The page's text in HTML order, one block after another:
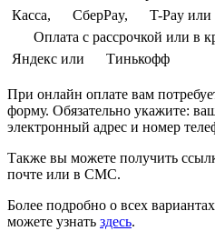
Касса,
СберPay, T-Pay или
Оплата с рассрочкой или в
Яндекс или
Тинькофф
При онлайн оплате вам
форму. Обязательно укажите:
электронный адрес и номер
Также вы можете получить
почте или в СМС.
Более подробно о всех
можете узнать здесь.